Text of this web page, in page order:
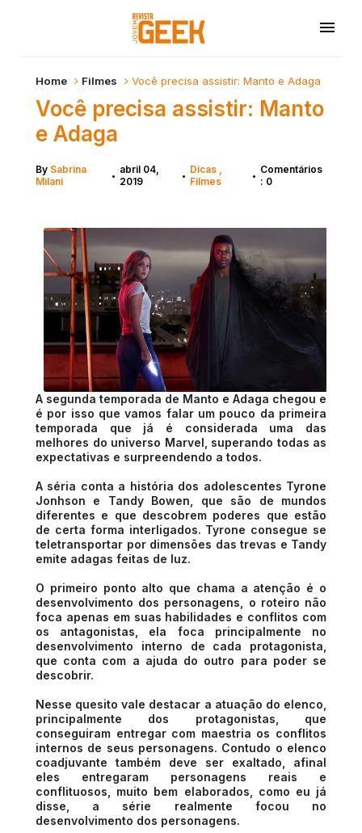
Home Filmes Você precisa assistir: Manto e Adaga
Você precisa assistir: Manto
e Adaga
By Sabrina
Milani
• abril 04,
2019
• Dicas
Filmes
• Comentários
: 0
A segunda temporada de Manto e Adaga chegou e
é por isso que vamos falar um pouco da primeira
temporada que já é considerada uma das
melhores do universo Marvel, superando todas as
expectativas e surpreendendo a todos.
A séria conta a história dos adolescentes Tyrone
Jonhson e Tandy Bowen, que são de mundos
diferentes e que descobrem poderes que estão
de certa forma interligados. Tyrone consegue se
teletransportar por dimensões das trevas e Tandy
emite adagas feitas de luz.
O primeiro ponto alto que chama a atenção é o
desenvolvimento dos personagens, o roteiro não
foca apenas em suas habilidades e conflitos com
os antagonistas, ela foca principalmente no
desenvolvimento interno de cada protagonista,
que conta com a ajuda do outro para poder se
descobrir.
Nesse quesito vale destacar a atuação do elenco,
principalmente dos protagonistas, que
conseguiram entregar com maestria os conflitos
internos de seus personagens. Contudo o elenco
coadjuvante também deve ser exaltado, afinal
eles entregaram personagens reais e
conflituosos, muito bem elaborados, como eu já
disse, a série realmente focou no
desenvolvimento dos personagens.